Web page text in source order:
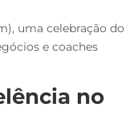
uma celebração do
e coaches
no